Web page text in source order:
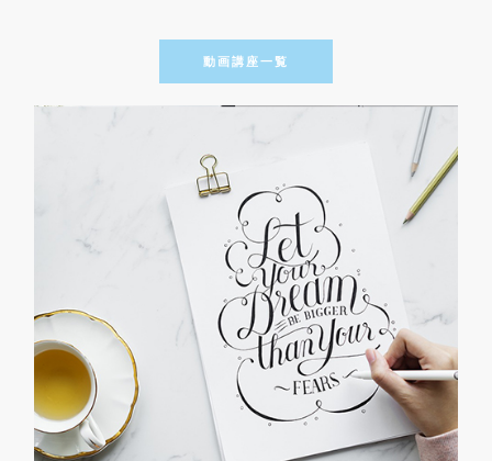
動画講座一覧